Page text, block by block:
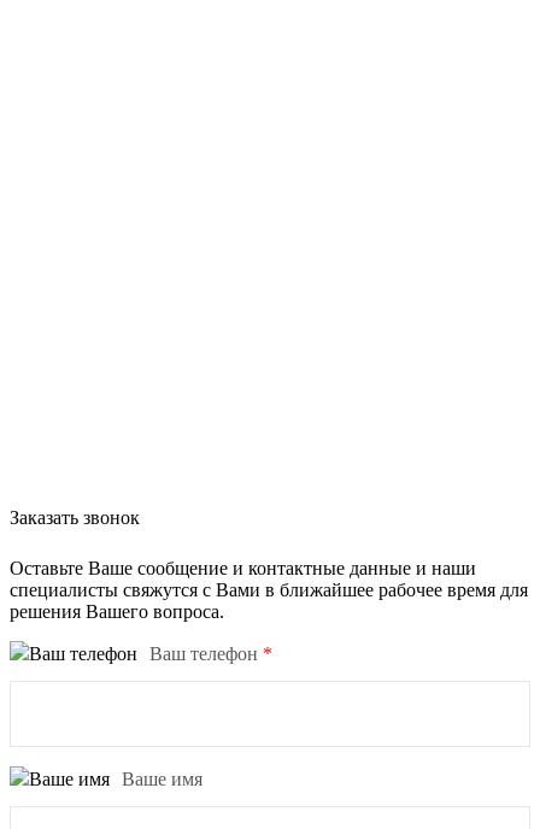
Заказать звонок
Оставьте Ваше сообщение и контактные данные и наши
специалисты свяжутся с Вами в ближайшее рабочее время для
решения Вашего вопроса.
Ваш телефон *
Ваше имя